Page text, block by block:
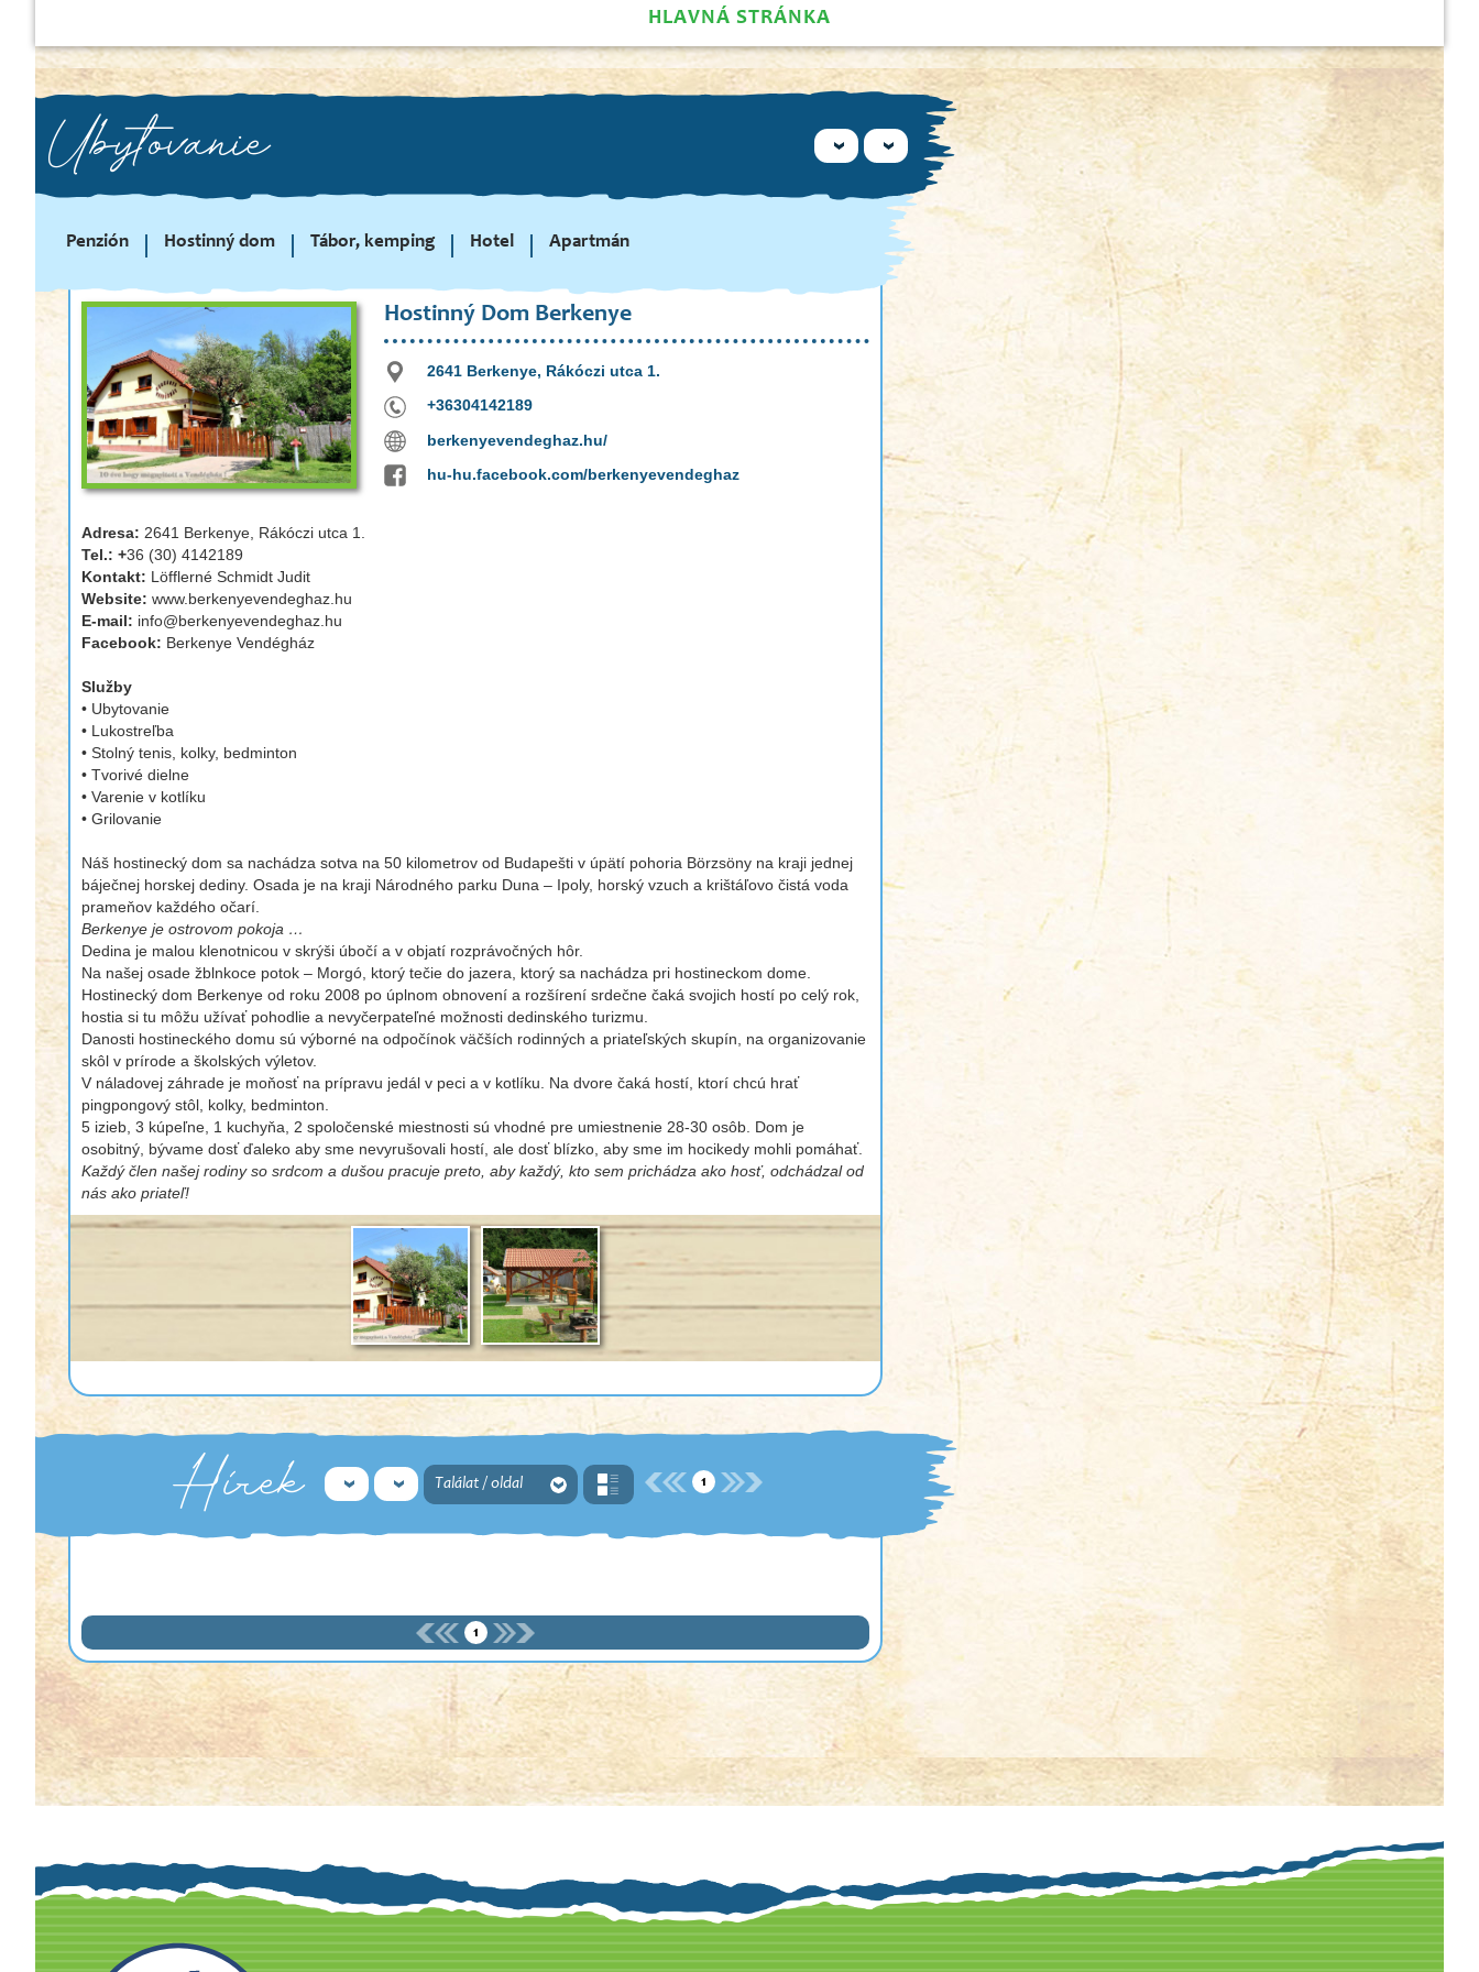
HLAVNÁ STRÁNKA
Ubytovanie
Penzión Hostinný dom Tábor, kemping Hotel Apartmán
Hostinný Dom Berkenye
2641 Berkenye, Rákóczi utca 1.
+36304142189
berkenyevendeghaz.hu/
hu-hu.facebook.com/berkenyevendeghaz
Adresa: 2641 Berkenye, Rákóczi utca 1.
Tel.: +36 (30) 4142189
Kontakt: Löfflerné Schmidt Judit
Website: www.berkenyevendeghaz.hu
E-mail: info@berkenyevendeghaz.hu
Facebook: Berkenye Vendégház
Služby
• Ubytovanie
• Lukostreľba
• Stolný tenis, kolky, bedminton
• Tvorivé dielne
• Varenie v kotlíku
• Grilovanie
Náš hostinecký dom sa nachádza sotva na 50 kilometrov od Budapešti v úpätí pohoria Börzsöny na kraji jednej
báječnej horskej dediny. Osada je na kraji Národného parku Duna – Ipoly, horský vzuch a krištáľovo čistá voda
prameňov každého očarí.
Berkenye je ostrovom pokoja …
Dedina je malou klenotnicou v skrýši úbočí a v objatí rozprávočných hôr.
Na našej osade žblnkoce potok – Morgó, ktorý tečie do jazera, ktorý sa nachádza pri hostineckom dome.
Hostinecký dom Berkenye od roku 2008 po úplnom obnovení a rozšírení srdečne čaká svojich hostí po celý rok,
hostia si tu môžu užívať pohodlie a nevyčerpateľné možnosti dedinského turizmu.
Danosti hostineckého domu sú výborné na odpočínok väčších rodinných a priateľských skupín, na organizovanie
skôl v prírode a školských výletov.
V náladovej záhrade je moňosť na prípravu jedál v peci a v kotlíku. Na dvore čaká hostí, ktorí chcú hrať
pingpongový stôl, kolky, bedminton.
5 izieb, 3 kúpeľne, 1 kuchyňa, 2 spoločenské miestnosti sú vhodné pre umiestnenie 28-30 osôb. Dom je
osobitný, bývame dosť ďaleko aby sme nevyrušovali hostí, ale dosť blízko, aby sme im hocikedy mohli pomáhať.
Každý člen našej rodiny so srdcom a dušou pracuje preto, aby každý, kto sem prichádza ako hosť, odchádzal od
nás ako priateľ!
Hírek Találat / oldal 1
1